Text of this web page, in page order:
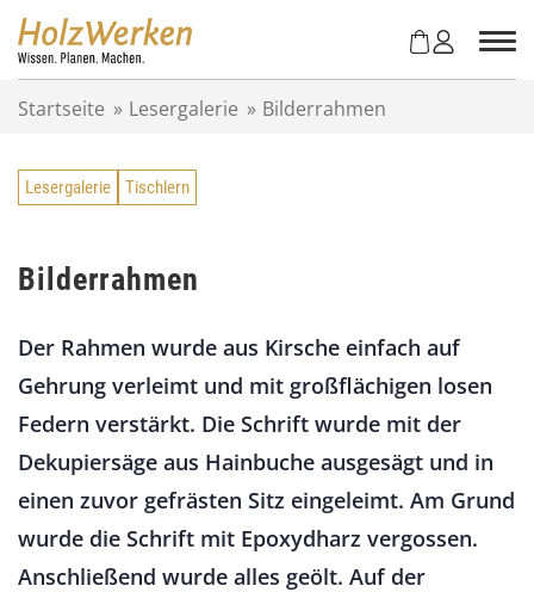
Startseite » Lesergalerie » Bilderrahmen
Lesergalerie Tischlern
Bilderrahmen
Der Rahmen wurde aus Kirsche einfach auf
Gehrung verleimt und mit großflächigen losen
Federn verstärkt. Die Schrift wurde mit der
Dekupiersäge aus Hainbuche ausgesägt und in
einen zuvor gefrästen Sitz eingeleimt. Am Grund
wurde die Schrift mit Epoxydharz vergossen.
Anschließend wurde alles geölt. Auf der